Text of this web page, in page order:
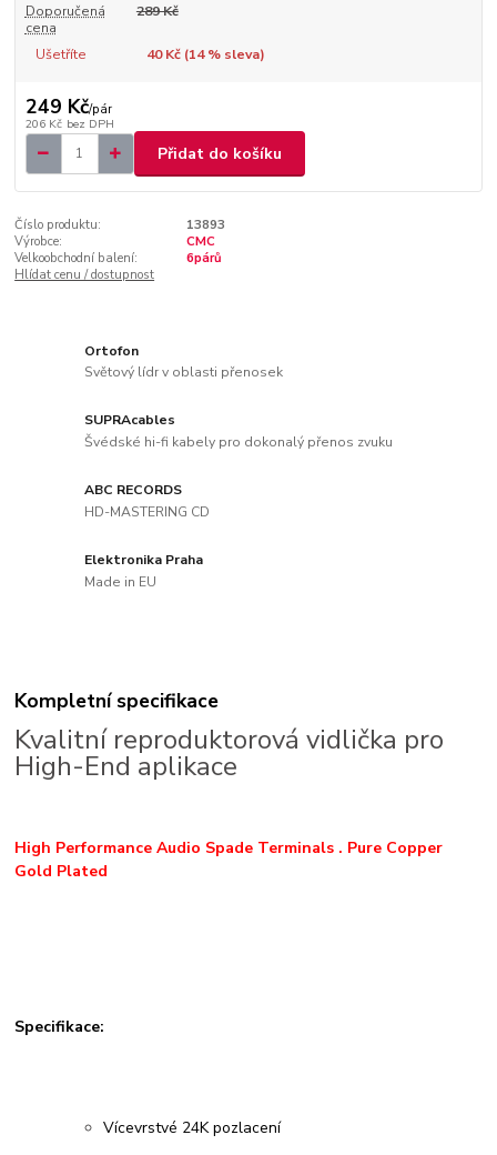
Doporučená
cena
289 Kč
Ušetříte 40 Kč (14% sleva)
249 Kč/pár
206 Kč bez DPH
Přidat do košíku
Číslo produktu:
13893
Výrobce:
CMC
Velkoobchodní balení:
6párů
Hlídat cenu / dostupnost
Ortofon
Světový lídr v oblasti přenosek
SUPRAcables
Švédské hi-fi kabely pro dokonalý přenos zvuku
ABC RECORDS
HD-MASTERING CD
Elektronika Praha
Made in EU
Kompletní specifikace
Kvalitní reproduktorová vidlička pro
High-End aplikace
High Performance Audio Spade Terminals . Pure Copper
Gold Plated
Specifikace:
Vícevrstvé 24K pozlacení